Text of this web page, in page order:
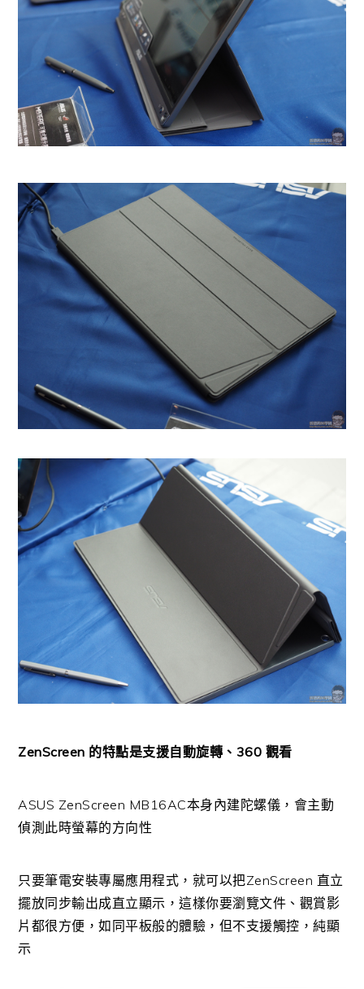
ZenScreen 的特點是支援自動旋轉、360 觀看
ASUS ZenScreen MB16AC本身內建陀螺儀，會主動
偵測此時螢幕的方向性
只要筆電安裝專屬應用程式，就可以把ZenScreen 直立
擺放同步輸出成直立顯示，這樣你要瀏覽文件、觀賞影
片都很方便，如同平板般的體驗，但不支援觸控，純顯
示